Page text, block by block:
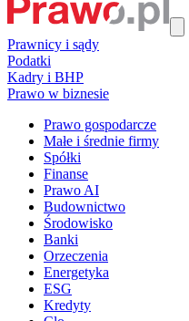
Prawnicy i sądy
Podatki
Kadry i BHP
Prawo w biznesie
Prawo gospodarcze
Małe i średnie firmy
Spółki
Finanse
Prawo AI
Budownictwo
Środowisko
Banki
Orzeczenia
Energetyka
ESG
Kredyty